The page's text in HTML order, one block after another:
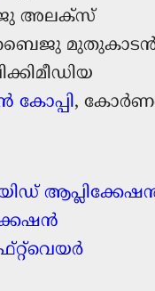
അലക്സ്‌
കോപ്പി,